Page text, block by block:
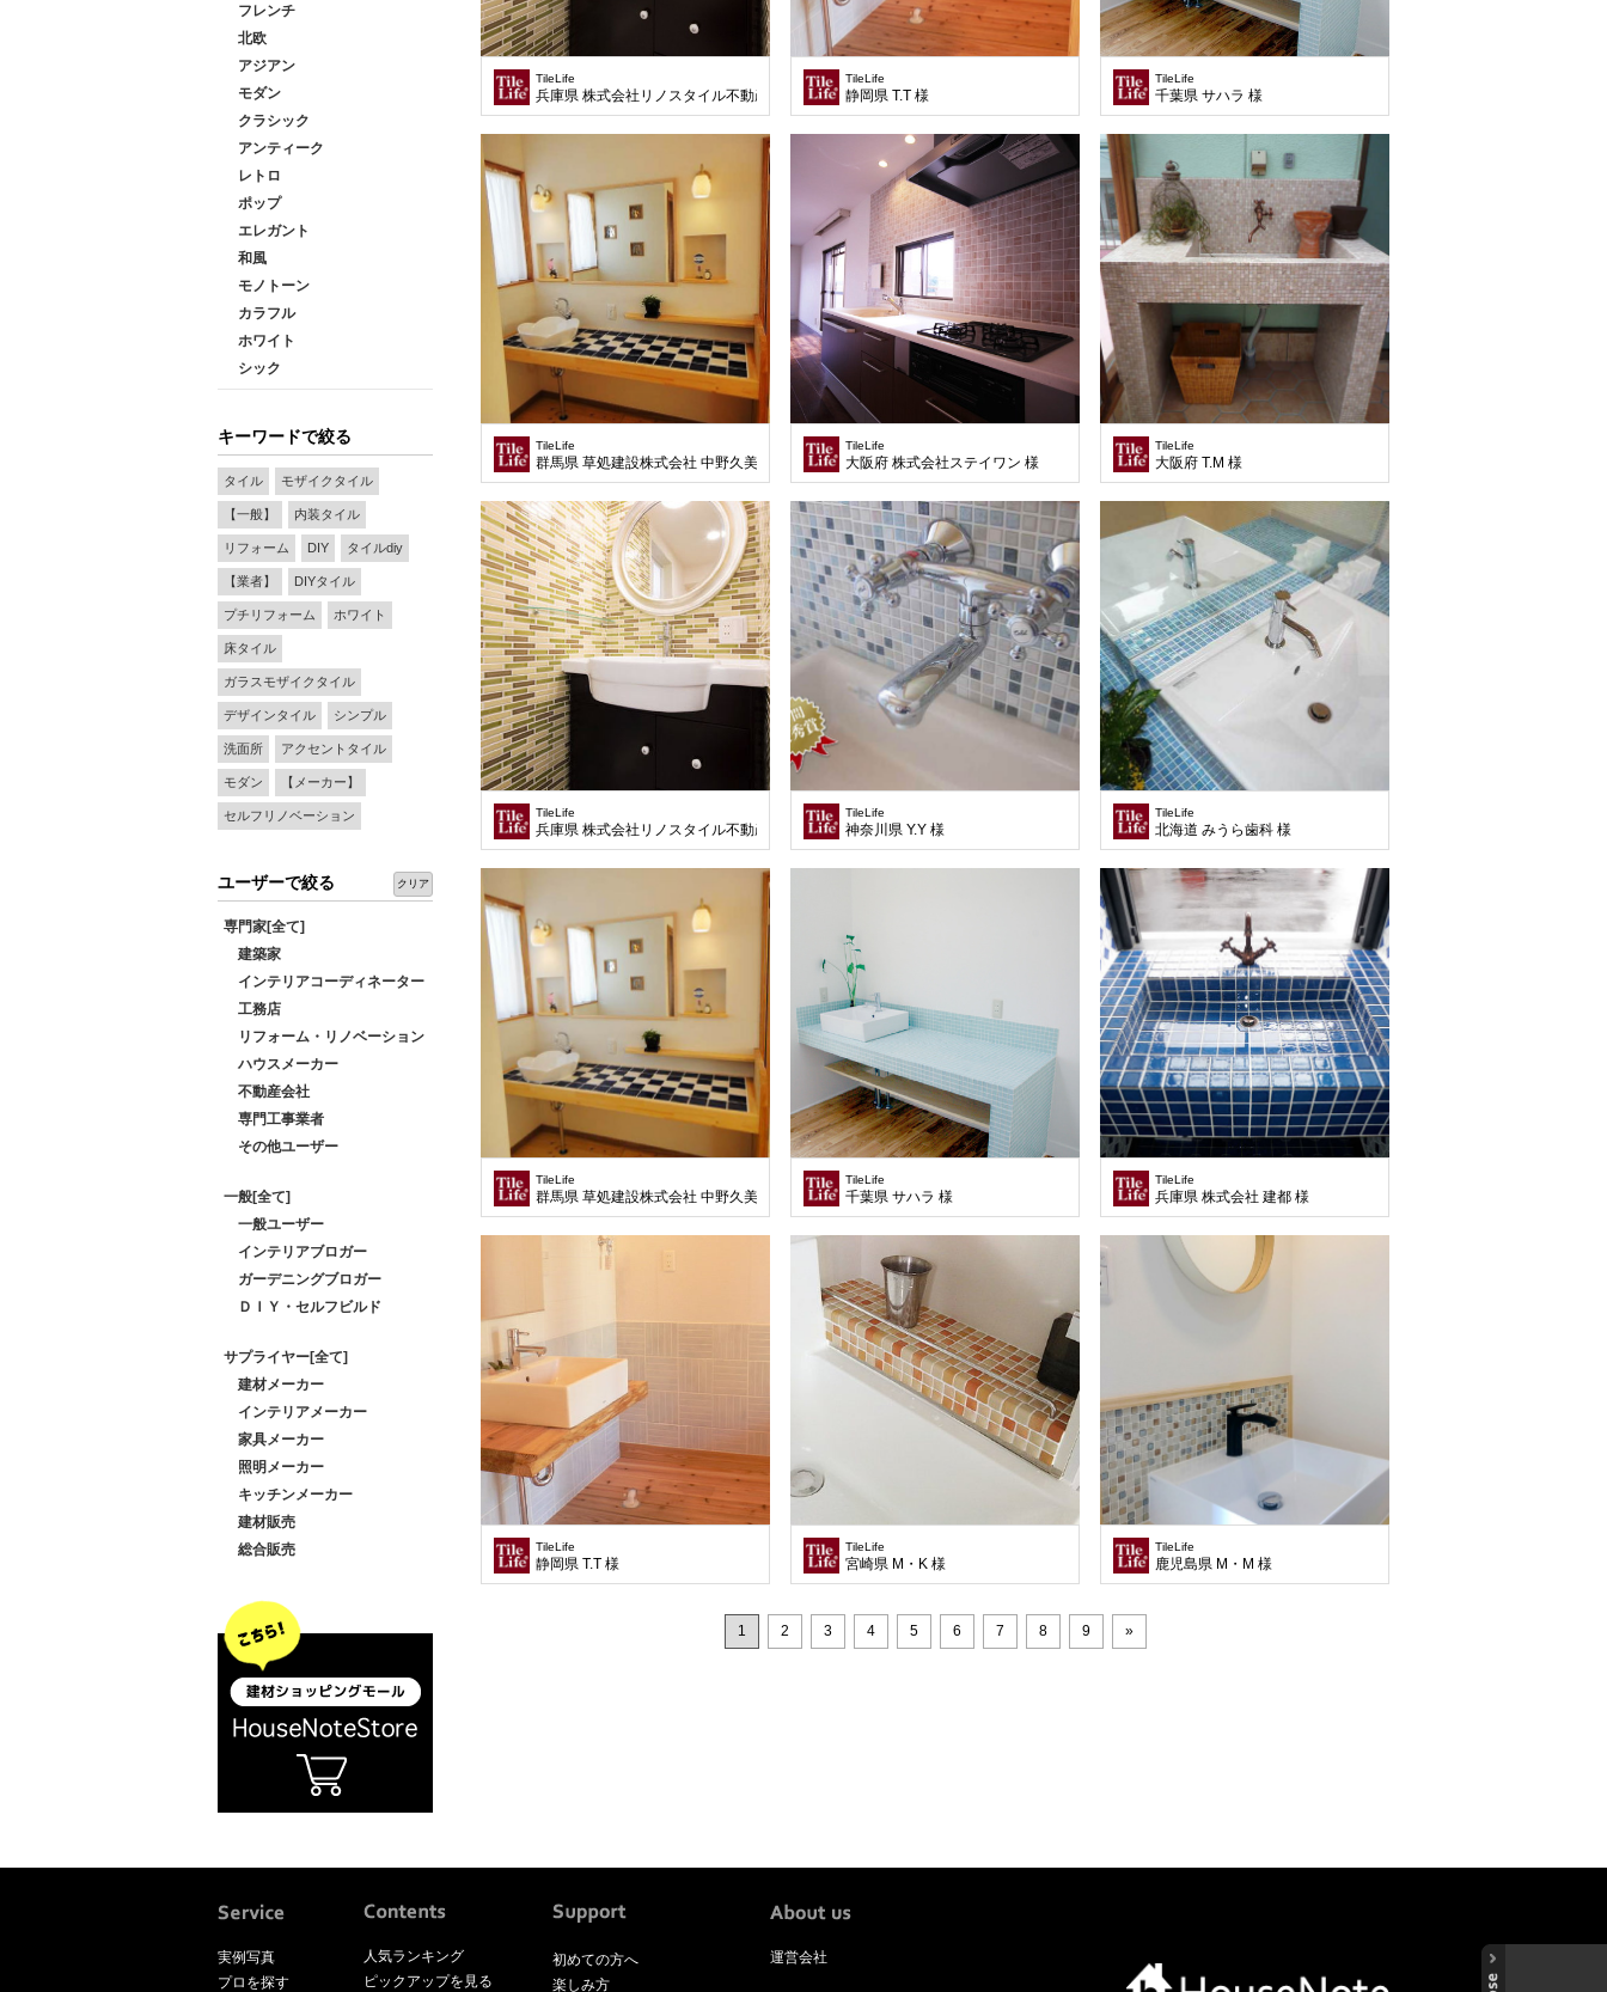
フレンチ
北欧
アジアン
モダン
クラシック
アンティーク
レトロ
ポップ
エレガント
和風
モノトーン
カラフル
ホワイト
シック
キーワードで絞る
タイル モザイクタイル
【一般】 内装タイル
リフォーム DIY タイルdiy
【業者】 DIYタイル
プチリフォーム ホワイト
床タイル
ガラスモザイクタイル
デザインタイル シンプル
洗面所 アクセントタイル
モダン 【メーカー】
セルフリノベーション
ユーザーで絞る クリア
専門家[全て]
建築家
インテリアコーディネーター
工務店
リフォーム・リノベーション
ハウスメーカー
不動産会社
専門工事業者
その他ユーザー
一般[全て]
一般ユーザー
インテリアブロガー
ガーデニングブロガー
ＤＩＹ・セルフビルド
サプライヤー[全て]
建材メーカー
インテリアメーカー
家具メーカー
照明メーカー
キッチンメーカー
建材販売
総合販売
TileLife
兵庫県 株式会社リノスタイル不動産 様
TileLife
静岡県 T.T 様
TileLife
千葉県 サハラ 様
TileLife
群馬県 草処建設株式会社 中野久美 様
TileLife
大阪府 株式会社ステイワン 様
TileLife
大阪府 T.M 様
TileLife
兵庫県 株式会社リノスタイル不動産 様
TileLife
神奈川県 Y.Y 様
TileLife
北海道 みうら歯科 様
TileLife
群馬県 草処建設株式会社 中野久美 様
TileLife
千葉県 サハラ 様
TileLife
兵庫県 株式会社 建都 様
TileLife
静岡県 T.T 様
TileLife
宮崎県 M・K 様
TileLife
鹿児島県 M・M 様
1 2 3 4 5 6 7 8 9 »
実例写真
プロを探す
人気ランキング
ピックアップを見る
初めての方へ
楽しみ方
運営会社